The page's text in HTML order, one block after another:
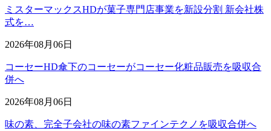
ミスターマックスHDが菓子専門店事業を新設分割 新会社株
式を…
2026年08月06日
コーセーHD傘下のコーセーがコーセー化粧品販売を吸収合
併へ
2026年08月06日
味の素、完全子会社の味の素ファインテクノを吸収合併へ